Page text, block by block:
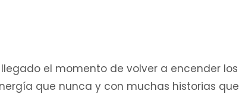
el momento de volver a encender los
que nunca y con muchas historias que